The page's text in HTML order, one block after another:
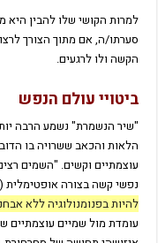
למרות הקושי שלו להבין
סערתו/ה, אם מתוך הצורך
הקשה ולו לרגעים.
ביטויי עולם הנפש
"שיר הנשמרת" נשמע הרבה
הלאות והכאב ששרויה בו
עוצמתיים וקשים. "השמים
נפשי קשה בצורה אופטימלית (
להיות בפנומנולוגיה ללא
עומדת מול שמיים